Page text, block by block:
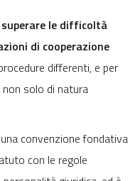
superare le difficoltà
di cooperazione
differenti, e per
solo di natura
convenzione fondativa
con le regole